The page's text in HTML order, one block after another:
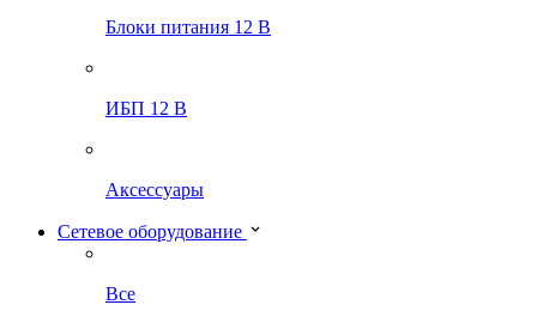
Блоки питания 12 В
ИБП 12 В
Аксессуары
Сетевое оборудование
Все